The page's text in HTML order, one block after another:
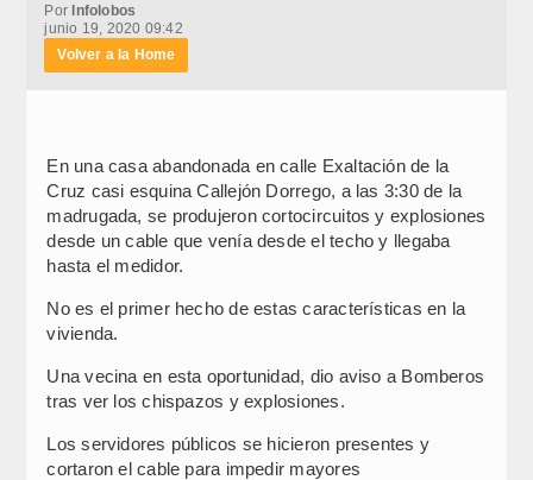
PorInfolobos
junio 19, 2020 09:42
Volver a la Home
En una casa abandonada en calle Exaltación de la
Cruz casi esquina Callejón Dorrego, a las 3:30 de la
madrugada, se produjeron cortocircuitos y explosiones
desde un cable que venía desde el techo y llegaba
hasta el medidor.
No es el primer hecho de estas características en la
vivienda.
Una vecina en esta oportunidad, dio aviso a Bomberos
tras ver los chispazos y explosiones.
Los servidores públicos se hicieron presentes y
cortaron el cable para impedir mayores